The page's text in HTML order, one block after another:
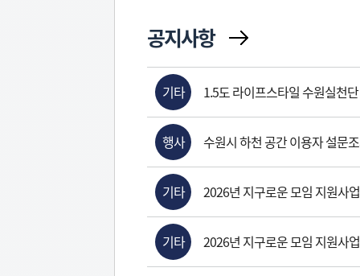
공지사항
기타 1.5도 라이프스타일 수원실천
행사 수원시 하천 공간 이용자 설문
기타 2026년 지구로운 모임 지원사
기타 2026년 지구로운 모임 지원사